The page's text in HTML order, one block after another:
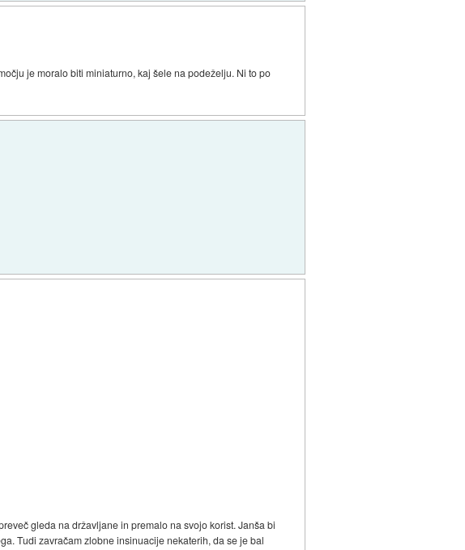
je moralo biti miniaturno, kaj šele na podeželju. Ni to po
gleda na državljane in premalo na svojo korist. Janša bi
Tudi zavračam zlobne insinuacije nekaterih, da se je bal